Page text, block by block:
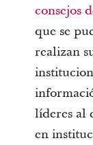
consejos
que se
realizan
líderes al
en